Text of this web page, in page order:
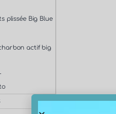
plissée Big Blue
actif big